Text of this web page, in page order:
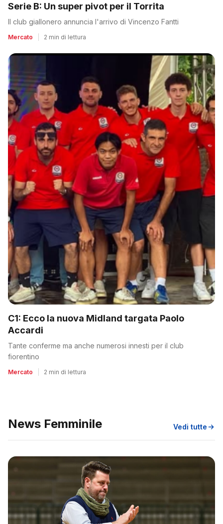
Serie B: Un super pivot per il Torrita
Il club giallonero annuncia l'arrivo di Vincenzo Fantti
Mercato 2 min di lettura
C1: Ecco la nuova Midland targata Paolo
Accardi
Tante conferme ma anche numerosi innesti per il club
fiorentino
Mercato 2 min di lettura
News Femminile Vedi tutte